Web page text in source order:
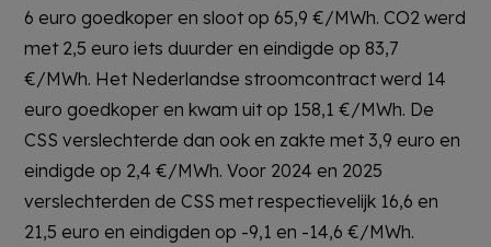
6 euro goedkoper en sloot op 65,9 €/MWh. CO2 werd
met 2,5 euro iets duurder en eindigde op 83,7
€/MWh. Het Nederlandse stroomcontract werd 14
euro goedkoper en kwam uit op 158,1 €/MWh. De
CSS verslechterde dan ook en zakte met 3,9 euro en
eindigde op 2,4 €/MWh. Voor 2024 en 2025
verslechterden de CSS met respectievelijk 16,6 en
21,5 euro en eindigden op -9,1 en -14,6 €/MWh.